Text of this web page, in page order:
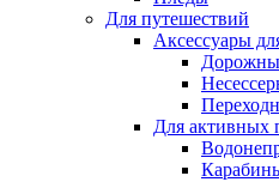
Для путешествий
Аксессуары
Для активных